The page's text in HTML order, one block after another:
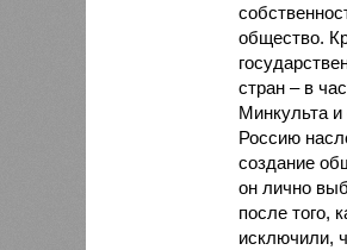
общество.
стран – в
Минкульта и
Россию
создание
он лично
после того,
исключили,